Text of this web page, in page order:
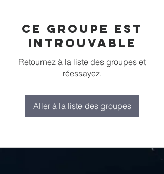
Ce groupe est
introuvable
Retournez à la liste des groupes et
réessayez.
Aller à la liste des groupes